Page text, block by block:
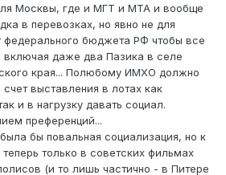
Москвы, где и МГТ и МТА и вообще
в перевозках, но явно не для
федерального бюджета РФ чтобы все
включая даже два Пазика в селе
края... Полюбому ИМХО должно
выставления в лотах как
и в нагрузку давать социал.
преференций...
бы повальная социализация, но к
только в советских фильмах
(и то лишь частично - в Питере